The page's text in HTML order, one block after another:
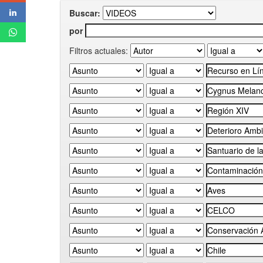
Buscar:
por
Filtros actuales: